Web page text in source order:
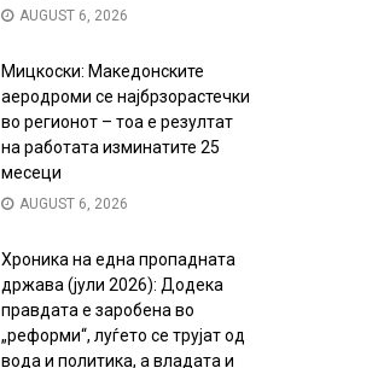
AUGUST 6, 2026
Мицкоски: Македонските
аеродроми се најбрзорастечки
во регионот – тоа е резултат
на работата изминатите 25
месеци
AUGUST 6, 2026
Хроника на една пропадната
држава (јули 2026): Додека
правдата е заробена во
„реформи“, луѓето се трујат од
вода и политика, а владата и